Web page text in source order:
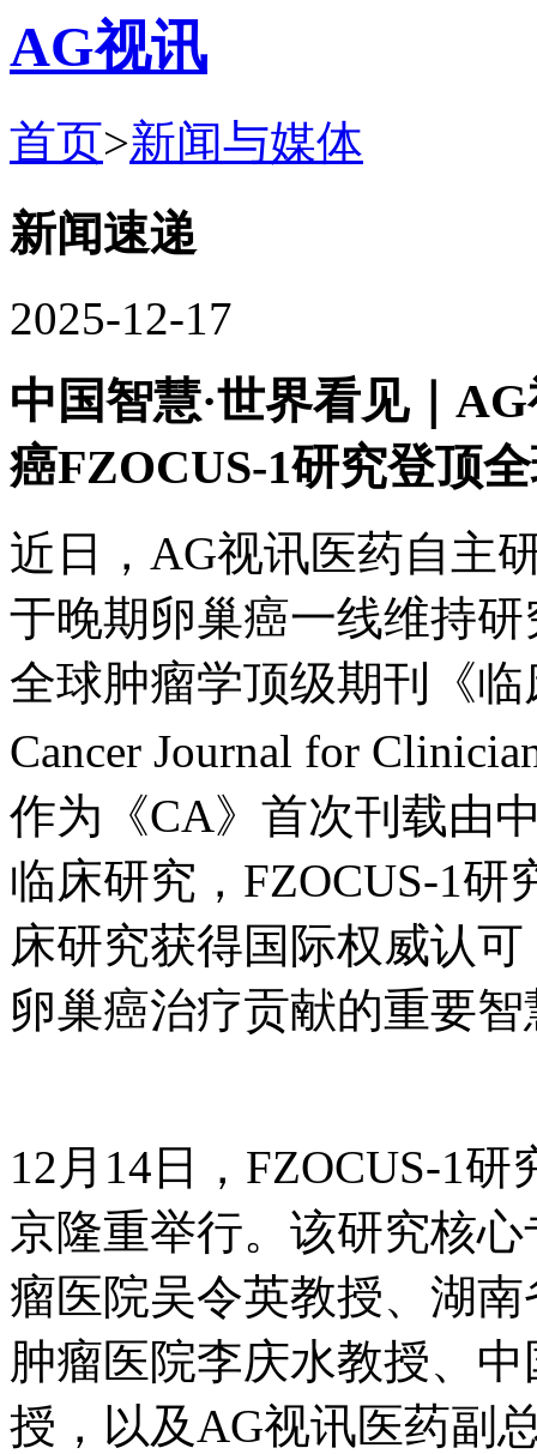
AG视讯
首页>新闻与媒体
新闻速递
2025-12-17
中国智慧·世界看见｜
癌FZOCUS-1研究登顶
近日，AG视讯医药自主
于晚期卵巢癌一线维持
全球肿瘤学顶级期刊《
Cancer Journal for
作为《CA》首次刊载由
临床研究，FZOCUS-1
床研究获得国际权威认
卵巢癌治疗贡献的重要
12月14日，FZOCUS-1
京隆重举行。该研究核
瘤医院吴令英教授、湖
肿瘤医院李庆水教授、
授，以及AG视讯医药副